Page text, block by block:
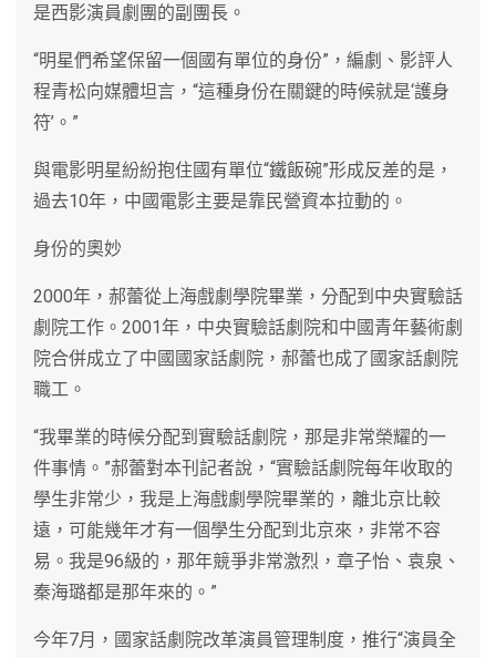
是西影演員劇團的副團長。
“明星們希望保留一個國有單位的身份”，編劇、影評人
程青松向媒體坦言，“這種身份在關鍵的時候就是‘護身
符’。”
與電影明星紛紛抱住國有單位“鐵飯碗”形成反差的是，
過去10年，中國電影主要是靠民營資本拉動的。
身份的奧妙
2000年，郝蕾從上海戲劇學院畢業，分配到中央實驗話
劇院工作。2001年，中央實驗話劇院和中國青年藝術劇
院合併成立了中國國家話劇院，郝蕾也成了國家話劇院
職工。
“我畢業的時候分配到實驗話劇院，那是非常榮耀的一
件事情。”郝蕾對本刊記者說，“實驗話劇院每年收取的
學生非常少，我是上海戲劇學院畢業的，離北京比較
遠，可能幾年才有一個學生分配到北京來，非常不容
易。我是96級的，那年競爭非常激烈，章子怡、袁泉、
秦海璐都是那年來的。”
今年7月，國家話劇院改革演員管理制度，推行“演員全